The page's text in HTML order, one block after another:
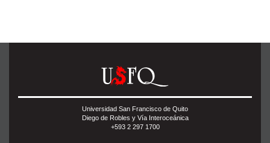
Universidad San Francisco de Quito
Diego de Robles y Vía Interoceánica
+593 2 297 1700